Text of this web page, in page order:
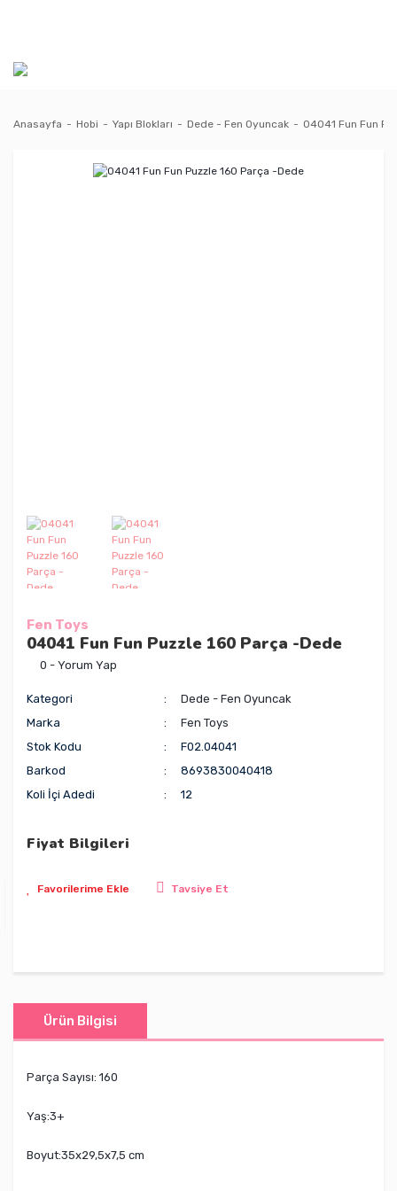
Anasayfa Hobi Yapı Blokları Dede - Fen Oyuncak 04041 Fun Fun
Fen Toys
04041 Fun Fun Puzzle 160 Parça -Dede
0 - Yorum Yap
Kategori
Dede - Fen Oyuncak
Marka
Fen Toys
Stok Kodu
F02.04041
Barkod
8693830040418
Koli İçi Adedi
12
Fiyat Bilgileri
Tavsiye Et
Ürün Bilgisi
Parça Sayısı: 160
Yaş:3+
Boyut:35x29,5x7,5 cm